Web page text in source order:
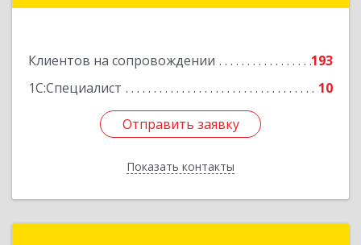
Клиентов на сопровождении
193
1С:Специалист
10
Отправить заявку
Показать контакты
Отправить заявку
Назад